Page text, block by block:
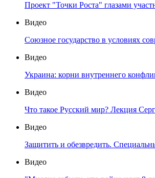
Проект "Точки Роста" глазами
Видео
Союзное государство в условиях
Видео
Украина: корни внутреннего
Видео
Что такое Русский мир? Лекция
Видео
Защитить и обезвредить.
Видео